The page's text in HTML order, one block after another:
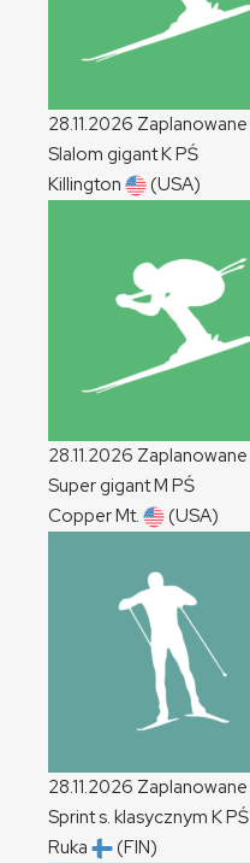
28.11.2026 Zaplanowane
Slalom gigantKPŚ
Killington
(USA)
28.11.2026 Zaplanowane
Super gigantM PŚ
Copper Mt.
(USA)
28.11.2026 Zaplanowane
Sprint s. klasycznym KPŚ
Ruka
(FIN)